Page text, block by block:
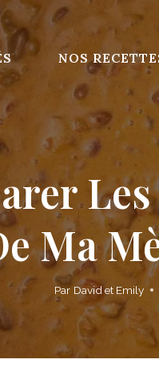
NOS
Ma
Par David et Emily